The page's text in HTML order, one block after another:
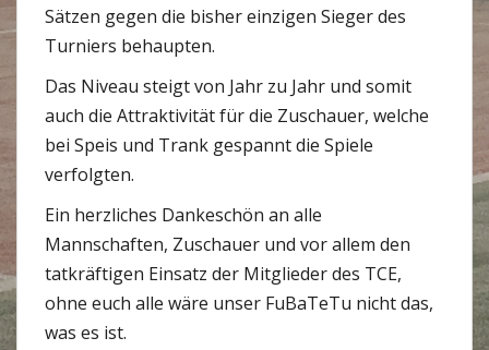
Sätzen gegen die bisher einzigen Sieger des
Turniers behaupten.
Das Niveau steigt von Jahr zu Jahr und somit
auch die Attraktivität für die Zuschauer, welche
bei Speis und Trank gespannt die Spiele
verfolgten.
Ein herzliches Dankeschön an alle
Mannschaften, Zuschauer und vor allem den
tatkräftigen Einsatz der Mitglieder des TCE,
ohne euch alle wäre unser FuBaTeTu nicht das,
was es ist.